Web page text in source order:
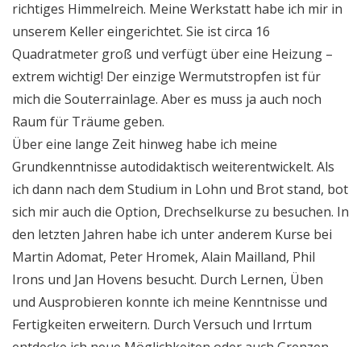
richtiges Himmelreich. Meine Werkstatt habe ich mir in
unserem Keller eingerichtet. Sie ist circa 16
Quadratmeter groß und verfügt über eine Heizung –
extrem wichtig! Der einzige Wermutstropfen ist für
mich die Souterrainlage. Aber es muss ja auch noch
Raum für Träume geben.
Über eine lange Zeit hinweg habe ich meine
Grundkenntnisse autodidaktisch weiterentwickelt. Als
ich dann nach dem Studium in Lohn und Brot stand, bot
sich mir auch die Option, Drechselkurse zu besuchen. In
den letzten Jahren habe ich unter anderem Kurse bei
Martin Adomat, Peter Hromek, Alain Mailland, Phil
Irons und Jan Hovens besucht. Durch Lernen, Üben
und Ausprobieren konnte ich meine Kenntnisse und
Fertigkeiten erweitern. Durch Versuch und Irrtum